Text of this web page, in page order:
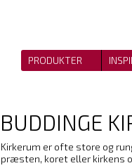
BUDDINGE
Kirkerum er ofte store og
præsten, koret eller kirkens
PRODUKTER